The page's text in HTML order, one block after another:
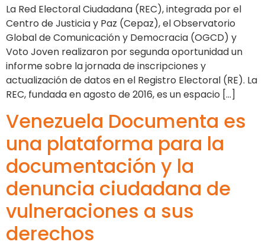
La Red Electoral Ciudadana (REC), integrada por el
Centro de Justicia y Paz (Cepaz), el Observatorio
Global de Comunicación y Democracia (OGCD) y
Voto Joven realizaron por segunda oportunidad un
informe sobre la jornada de inscripciones y
actualización de datos en el Registro Electoral (RE). La
REC, fundada en agosto de 2016, es un espacio […]
Venezuela Documenta es
una plataforma para la
documentación y la
denuncia ciudadana de
vulneraciones a sus
derechos